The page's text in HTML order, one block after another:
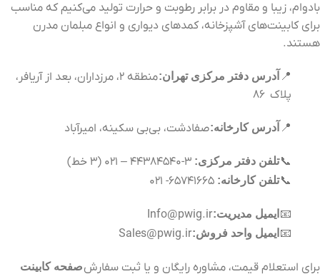
بادوام، زیبا و مقاوم در برابر رطوبت و حرارت تولید می‌کنیم که مناسب
برای کابینت‌های آشپزخانه، کمدهای دیواری و انواع مبلمان مدرن
هستند.
📍 آدرس دفتر مرکزی تهران:
منطقه ۲، مرزداران، بعد از آریافر،
پلاک
۸۶
📍 آدرس کارخانه:صفادشت، بی‌بی سکینه، امیرآباد
📞تلفن دفتر مرکزی:
📞تلفن کارخانه:
📧 ایمیل مدیریت:Info@pwig.ir
📧 ایمیل واحد فروش:Sales@pwig.ir
برای استعلام قیمت، مشاوره رایگان و یا ثبت سفارشصفحه کابینت